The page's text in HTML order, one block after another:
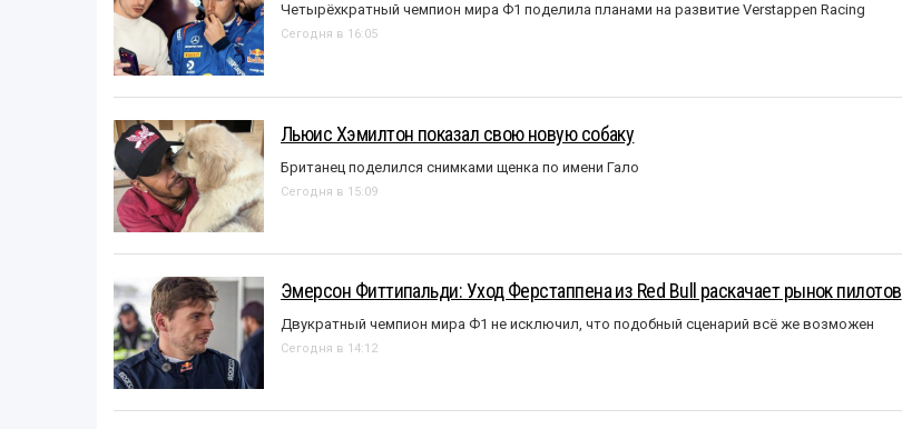
Четырёхкратный чемпион мира Ф1 поделила планами на развитие Verstappen Racing
Сегодня в 16:05
Льюис Хэмилтон показал свою новую собаку
Британец поделился снимками щенка по имени Гало
Сегодня в 15:09
Эмерсон Фиттипальди: Уход Ферстаппена из Red Bull раскачает рынок пилотов
Двукратный чемпион мира Ф1 не исключил, что подобный сценарий всё же возможен
Сегодня в 14:12